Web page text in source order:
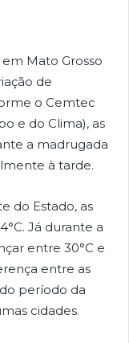
Mato Grosso
de
o Cemtec
e do Clima), as
a madrugada
à tarde.
do Estado, as
Já durante a
entre 30°C e
entre as
período da
cidades.